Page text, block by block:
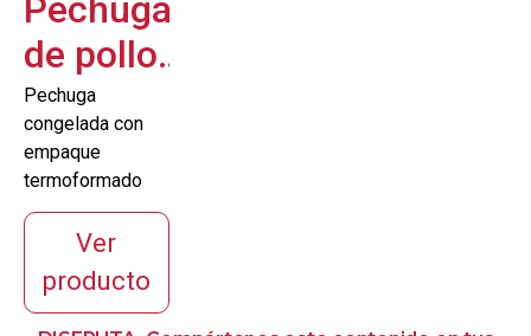
Pechuga
de pollo
claripack
Pechuga
congelada con
empaque
termoformado
Ver
producto